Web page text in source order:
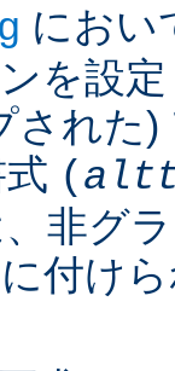
におい
を設
された
(
非グ
付け